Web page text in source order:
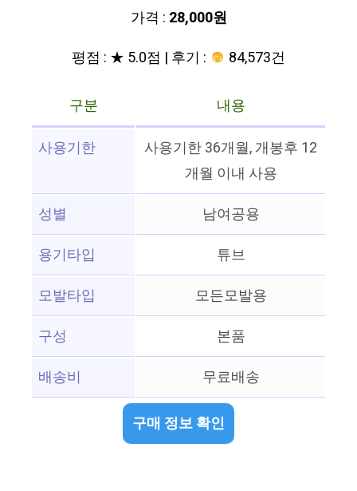
가격 : 28,000원
평점 : ★ 5.0점 | 후기 :
84,573건
구분
내용
사용기한
사용기한 36개월, 개봉후 12
개월 이내 사용
성별
남여공용
용기타입
튜브
모발타입
모든모발용
구성
본품
배송비
무료배송
구매 정보 확인